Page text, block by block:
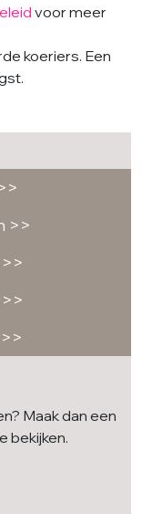
voor meer
koeriers. Een
>>
Maak dan een
bekijken.